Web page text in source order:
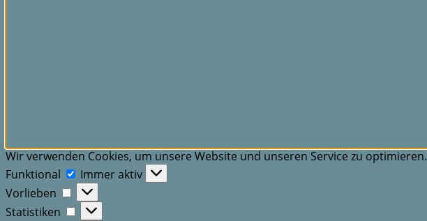
Wir verwenden Cookies, um unsere Website und unseren Service zu optimieren.
Funktional
Funktional
Immer aktiv
Vorlieben
Vorlieben
Statistiken
Statistiken